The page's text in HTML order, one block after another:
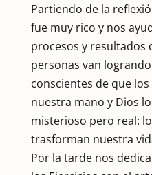
Partiendo de la
fue muy rico y nos
procesos y resultados
personas van
conscientes de que
nuestra mano y Dios
misterioso pero real:
trasforman nuestra
Por la tarde nos